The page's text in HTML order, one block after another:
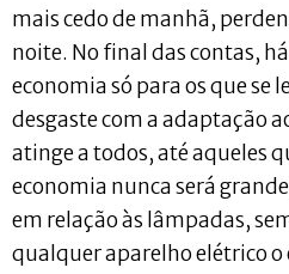
mais cedo de manhã,
noite. No final das contas,
economia só para os que se
desgaste com a adaptação
atinge a todos, até aqueles
economia nunca será
em relação às lâmpadas,
qualquer aparelho elétrico o